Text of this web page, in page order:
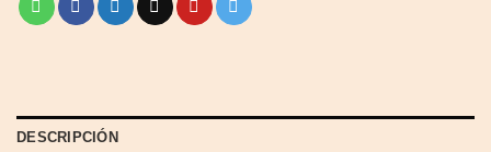
DESCRIPCIÓN